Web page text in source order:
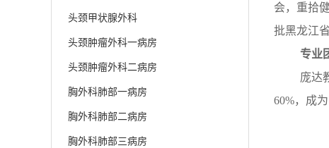
头颈甲状腺外科
头颈肿瘤外科一病房
头颈肿瘤外科二病房
胸外科肺部一病房
胸外科肺部二病房
胸外科肺部三病房
会，重拾
批黑龙江
专业
庞达
60%，成